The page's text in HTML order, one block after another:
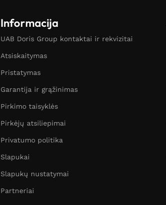
Informacija
UAB Doris Group kontaktai ir rekvizitai
Atsiskaitymas
Pristatymas
Garantija ir grąžinimas
Pirkimo taisyklės
Pirkėjų atsiliepimai
Privatumo politika
Slapukai
Slapukų nustatymai
Partneriai